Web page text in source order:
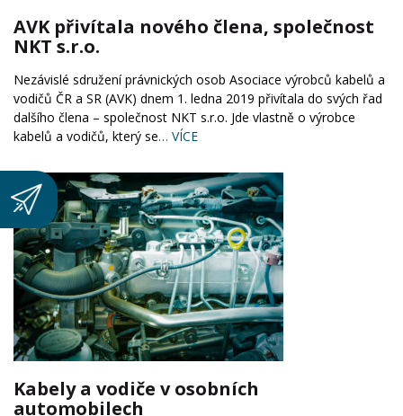
AVK přivítala nového člena, společnost
NKT s.r.o.
Nezávislé sdružení právnických osob Asociace výrobců kabelů a
vodičů ČR a SR (AVK) dnem 1. ledna 2019 přivítala do svých řad
dalšího člena – společnost NKT s.r.o. Jde vlastně o výrobce
kabelů a vodičů, který se… VÍCE
Kabely a vodiče v osobních
automobilech